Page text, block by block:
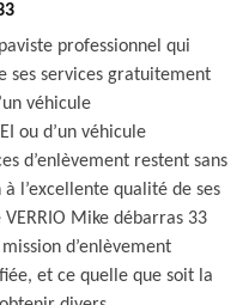
professionnel qui
ses services gratuitement
véhicule
ou d’un véhicule
d’enlèvement restent sans
l’excellente qualité de ses
Mike débarras 33
d’enlèvement
et ce quelle que soit la